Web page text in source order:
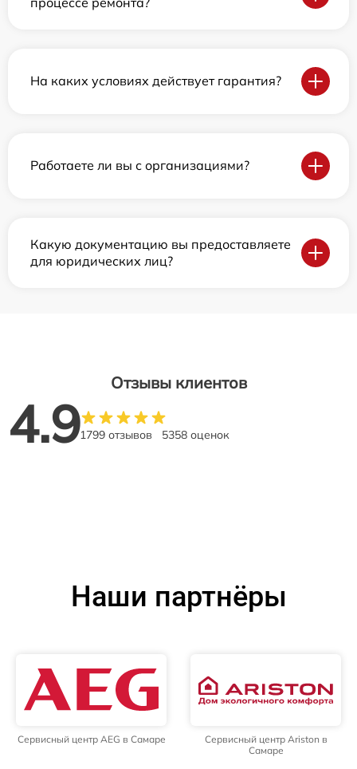
На каких условиях действует гарантия?
Работаете ли вы с организациями?
Какую документацию вы предоставляете
для юридических лиц?
Отзывы клиентов
4.91799 отзывов 5358 оценок
Наши партнёры
Сервисный центр AEG в Самаре
Сервисный центр Ariston в
Самаре